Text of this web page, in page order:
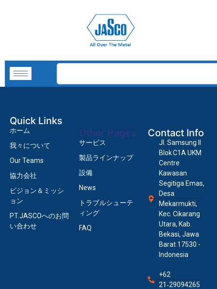
Quick Links
ホーム
我々について
Our Teams
協力会社
ビジョン＆ミッシ
ョン
PT.JASCOへのお問
い合わせ
Other Pages
サービス
製品ラインナップ
設備
News
トラブルシューテ
ィング
FAQ
Contact Info
Jl. Samsung II
Blok C1A UKM
Centre
Kawasan
Segitiga Emas,
Desa
Mekarmukti,
Kec. Cikarang
Utara, Kab.
Bekasi, Jawa
Barat 17530 -
Indonesia
+62
21‑29094265